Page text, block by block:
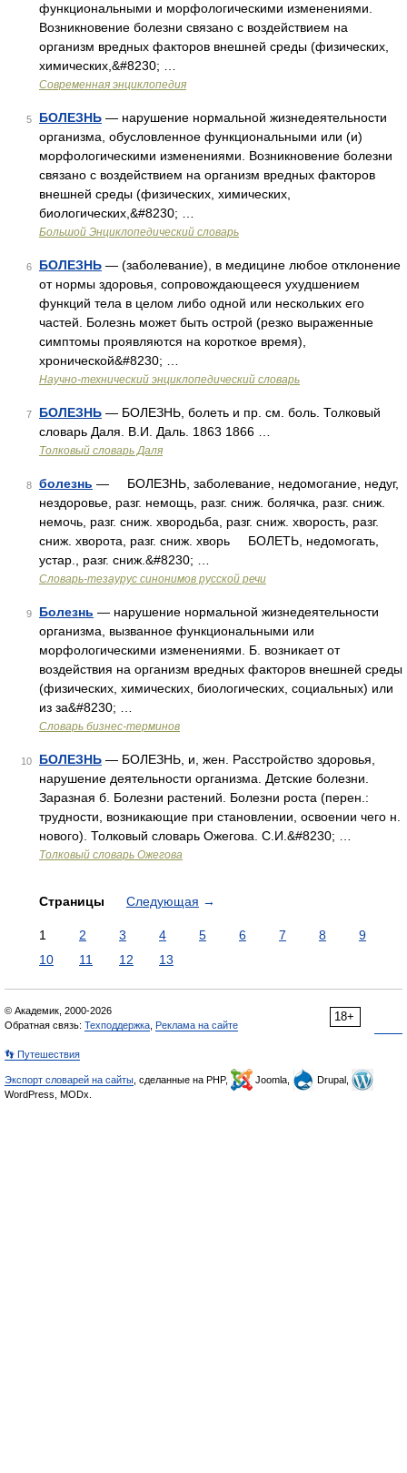
функциональными и морфологическими изменениями.
Возникновение болезни связано с воздействием на
организм вредных факторов внешней среды (физических,
химических,&#8230; …
Современная энциклопедия
5 БОЛЕЗНЬ — нарушение нормальной жизнедеятельности
организма, обусловленное функциональными или (и)
морфологическими изменениями. Возникновение болезни
связано с воздействием на организм вредных факторов
внешней среды (физических, химических,
биологических,&#8230; …
Большой Энциклопедический словарь
6 БОЛЕЗНЬ — (заболевание), в медицине любое отклонение
от нормы здоровья, сопровождающееся ухудшением
функций тела в целом либо одной или нескольких его
частей. Болезнь может быть острой (резко выраженные
симптомы проявляются на короткое время),
хронической&#8230; …
Научно-технический энциклопедический словарь
7 БОЛЕЗНЬ — БОЛЕЗНЬ, болеть и пр. см. боль. Толковый
словарь Даля. В.И. Даль. 1863 1866 …
Толковый словарь Даля
8 болезнь — БОЛЕЗНЬ, заболевание, недомогание, недуг,
нездоровье, разг. немощь, разг. сниж. болячка, разг. сниж.
немочь, разг. сниж. хвородьба, разг. сниж. хворость, разг.
сниж. хворота, разг. сниж. хворь БОЛЕТЬ, недомогать,
устар., разг. сниж.&#8230; …
Словарь-тезаурус синонимов русской речи
9 Болезнь — нарушение нормальной жизнедеятельности
организма, вызванное функциональными или
морфологическими изменениями. Б. возникает от
воздействия на организм вредных факторов внешней среды
(физических, химических, биологических, социальных) или
из за&#8230; …
Словарь бизнес-терминов
10 БОЛЕЗНЬ — БОЛЕЗНЬ, и, жен. Расстройство здоровья,
нарушение деятельности организма. Детские болезни.
Заразная б. Болезни растений. Болезни роста (перен.:
трудности, возникающие при становлении, освоении чего н.
нового). Толковый словарь Ожегова. С.И.&#8230; …
Толковый словарь Ожегова
Страницы Следующая →
1 2 3 4 5 6 7 8
9
10
11 12 13
18+
© Академик, 2000-2026
Обратная связь: Техподдержка Реклама на сайте
👣 Путешествия
Экспорт словарей на сайты , сделанные на PHP, Joomla,
Drupal,
WordPress, MODx.